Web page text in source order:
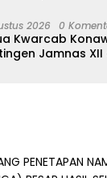
2026 0
Kwarcab
Jamnas